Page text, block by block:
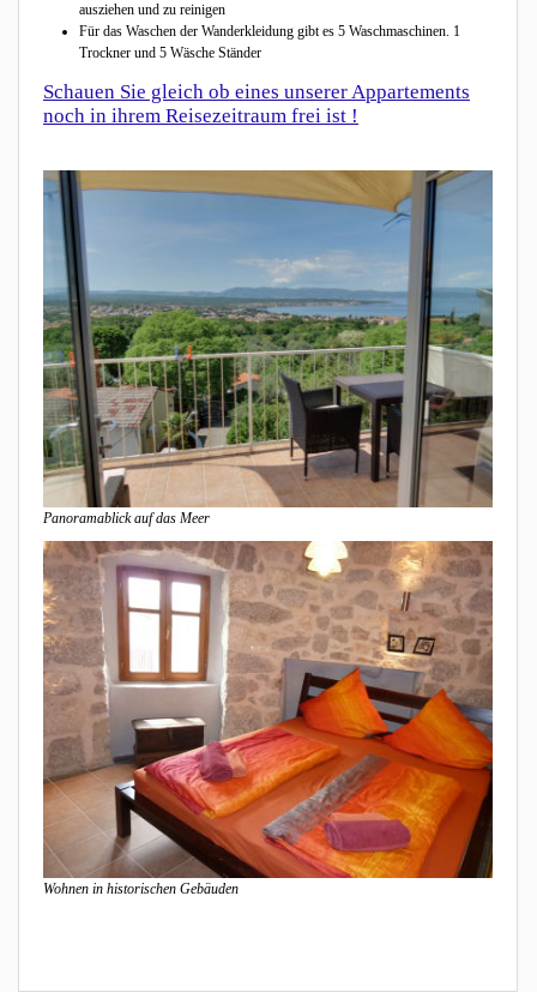
ausziehen und zu reinigen
Für das Waschen der Wanderkleidung gibt es 5 Waschmaschinen. 1
Trockner und 5 Wäsche Ständer
Schauen Sie gleich ob eines unserer Appartements
noch in ihrem Reisezeitraum frei ist !
Panoramablick auf das Meer
Wohnen in historischen Gebäuden